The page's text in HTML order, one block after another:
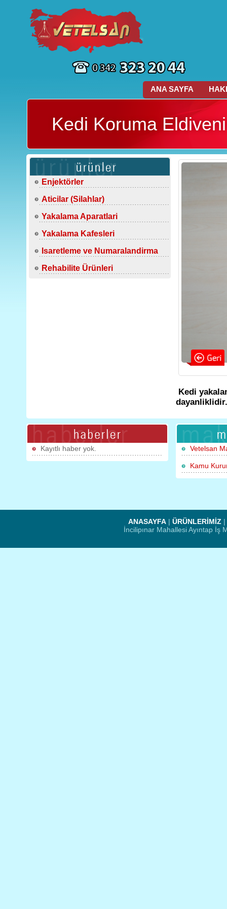
ANA SAYFA
Kedi Koruma Eldiveni
Enjektörler
Aticilar (Silahlar)
Yakalama Aparatlari
Yakalama Kafesleri
Isaretleme ve Numaralandirma
Rehabilite Ürünleri
Kedi
Kayıtlı haber yok. Vetelsan
Kamu
ANASAYFA | ÜRÜNLERİMİZ |
İncilipınar Mahallesi Ayıntap İş